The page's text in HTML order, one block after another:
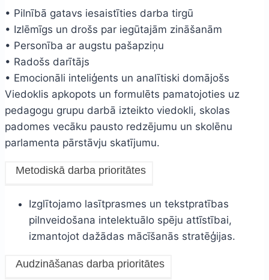
• Pilnībā gatavs iesaistīties darba tirgū
• Izlēmīgs un drošs par iegūtajām zināšanām
• Personība ar augstu pašapziņu
• Radošs darītājs
• Emocionāli inteliģents un analītiski domājošs
Viedoklis apkopots un formulēts pamatojoties uz
pedagogu grupu darbā izteikto viedokli, skolas
padomes vecāku pausto redzējumu un skolēnu
parlamenta pārstāvju skatījumu.
Metodiskā darba prioritātes
Izglītojamo lasītprasmes un tekstpratības
pilnveidošana intelektuālo spēju attīstībai,
izmantojot dažādas mācīšanās stratēģijas.
Audzināšanas darba prioritātes